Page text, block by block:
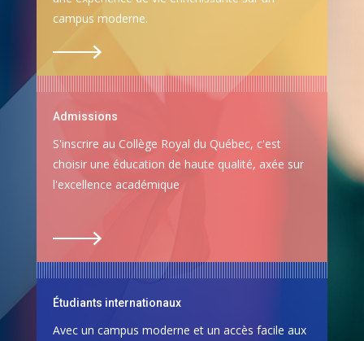
campus moderne.
Admissions
S'inscrire au Collège Royal du Québec, c'est
choisir une éducation de haute qualité, axée sur
l'excellence académique
Étudiants internationaux
Avec un campus moderne et un accès facile aux